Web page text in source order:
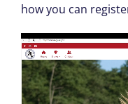
how you can
Video-
Player